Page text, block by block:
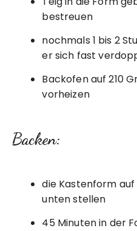
bestreuen
nochmals 1 bis 2
er sich fast
Backofen auf 210
vorheizen
Backen:
die Kastenform
unten stellen
45 Minuten in der